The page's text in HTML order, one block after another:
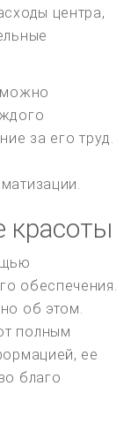
центра,
можно
за его труд.
красоты
обеспечения.
об этом.
полным
ее
благо